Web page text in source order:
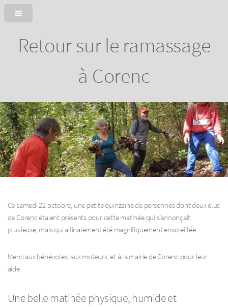
Retour sur le ramassage
à Corenc
Ce samedi 22 octobre, une petite quinzaine de personnes dont deux élus
de Corenc étaient présents pour cette matinée qui s’annonçait
pluvieuse, mais qui a finalement été magnifiquement ensoleillée.
Merci aux bénévoles, aux moteurs, et à la mairie de Corenc pour leur
aide.
Une belle matinée physique, humide et